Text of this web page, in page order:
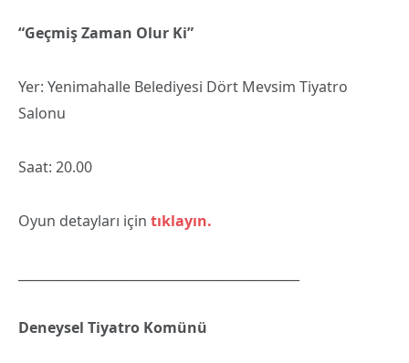
“Geçmiş Zaman Olur Ki”
Yer: Yenimahalle Belediyesi Dört Mevsim Tiyatro
Salonu
Saat: 20.00
Oyun detayları için tıklayın.
Deneysel Tiyatro Komünü